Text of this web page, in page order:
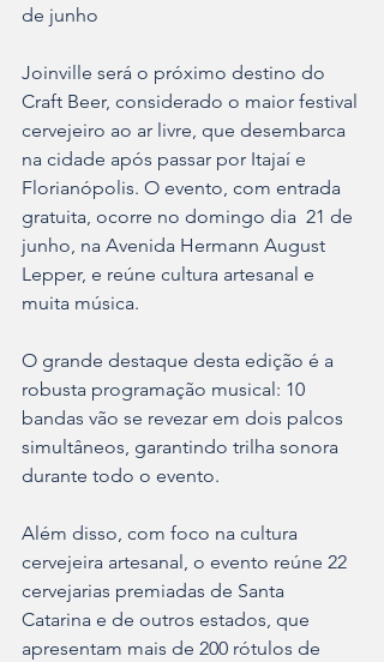
de junho
Joinville será o próximo destino do
Craft Beer, considerado o maior festival
cervejeiro ao ar livre, que desembarca
na cidade após passar por Itajaí e
Florianópolis. O evento, com entrada
gratuita, ocorre no domingo dia  21 de
junho, na Avenida Hermann August
Lepper, e reúne cultura artesanal e
muita música.
O grande destaque desta edição é a
robusta programação musical: 10
bandas vão se revezar em dois palcos
simultâneos, garantindo trilha sonora
durante todo o evento.
Além disso, com foco na cultura
cervejeira artesanal, o evento reúne 22
cervejarias premiadas de Santa
Catarina e de outros estados, que
apresentam mais de 200 rótulos de